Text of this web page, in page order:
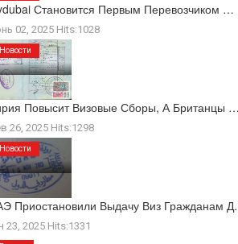
Становится Первым Перевозчиком …
02, 2025 Hits:1028
Повысит Визовые Сборы, А Британцы …
26, 2025 Hits:1298
Новости
Приостановили Выдачу Виз Гражданам
23, 2025 Hits:1331
Новости